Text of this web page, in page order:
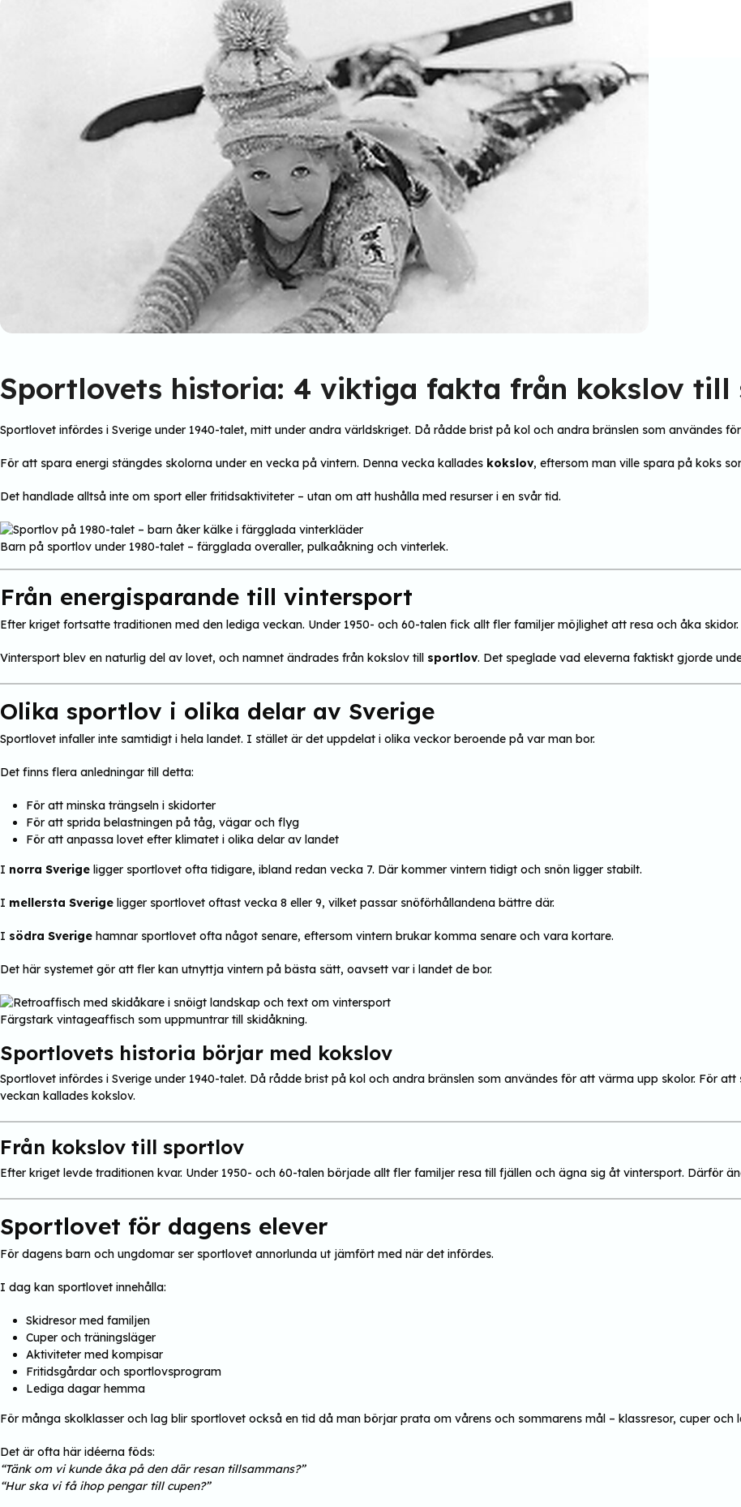
Sportlovets historia: 4 viktiga fakta från kokslov till
Sportlovet infördes i Sverige under 1940-talet, mitt under andra världskriget. Då rådde brist på kol och andra bränslen som användes
För att spara energi stängdes skolorna under en vecka på vintern. Denna vecka kallades kokslov, eftersom man ville spara på koks
Det handlade alltså inte om sport eller fritidsaktiviteter – utan om att hushålla med resurser i en svår tid.
Barn på sportlov under 1980-talet – färgglada overaller, pulkaåkning och vinterlek.
Från energisparande till vintersport
Efter kriget fortsatte traditionen med den lediga veckan. Under 1950- och 60-talen fick allt fler familjer möjlighet att resa och åka skidor.
Vintersport blev en naturlig del av lovet, och namnet ändrades från kokslov till sportlov. Det speglade vad eleverna faktiskt gjorde
Olika sportlov i olika delar av Sverige
Sportlovet infaller inte samtidigt i hela landet. I stället är det uppdelat i olika veckor beroende på var man bor.
Det finns flera anledningar till detta:
För att minska trängseln i skidorter
För att sprida belastningen på tåg, vägar och flyg
För att anpassa lovet efter klimatet i olika delar av landet
I norra Sverige ligger sportlovet ofta tidigare, ibland redan vecka 7. Där kommer vintern tidigt och snön ligger stabilt.
I mellersta Sverige ligger sportlovet oftast vecka 8 eller 9, vilket passar snöförhållandena bättre där.
I södra Sverige hamnar sportlovet ofta något senare, eftersom vintern brukar komma senare och vara kortare.
Det här systemet gör att fler kan utnyttja vintern på bästa sätt, oavsett var i landet de bor.
Färgstark vintageaffisch som uppmuntrar till skidåkning.
Sportlovets historia börjar med kokslov
Sportlovet infördes i Sverige under 1940-talet. Då rådde brist på kol och andra bränslen som användes för att värma upp skolor. För
veckan kallades kokslov.
Från kokslov till sportlov
Efter kriget levde traditionen kvar. Under 1950- och 60-talen började allt fler familjer resa till fjällen och ägna sig åt vintersport. Därför
Sportlovet för dagens elever
För dagens barn och ungdomar ser sportlovet annorlunda ut jämfört med när det infördes.
I dag kan sportlovet innehålla:
Skidresor med familjen
Cuper och träningsläger
Aktiviteter med kompisar
Fritidsgårdar och sportlovsprogram
Lediga dagar hemma
För många skolklasser och lag blir sportlovet också en tid då man börjar prata om vårens och sommarens mål – klassresor, cuper och
Det är ofta här idéerna föds:
“Tänk om vi kunde åka på den där resan tillsammans?”
“Hur ska vi få ihop pengar till cupen?”